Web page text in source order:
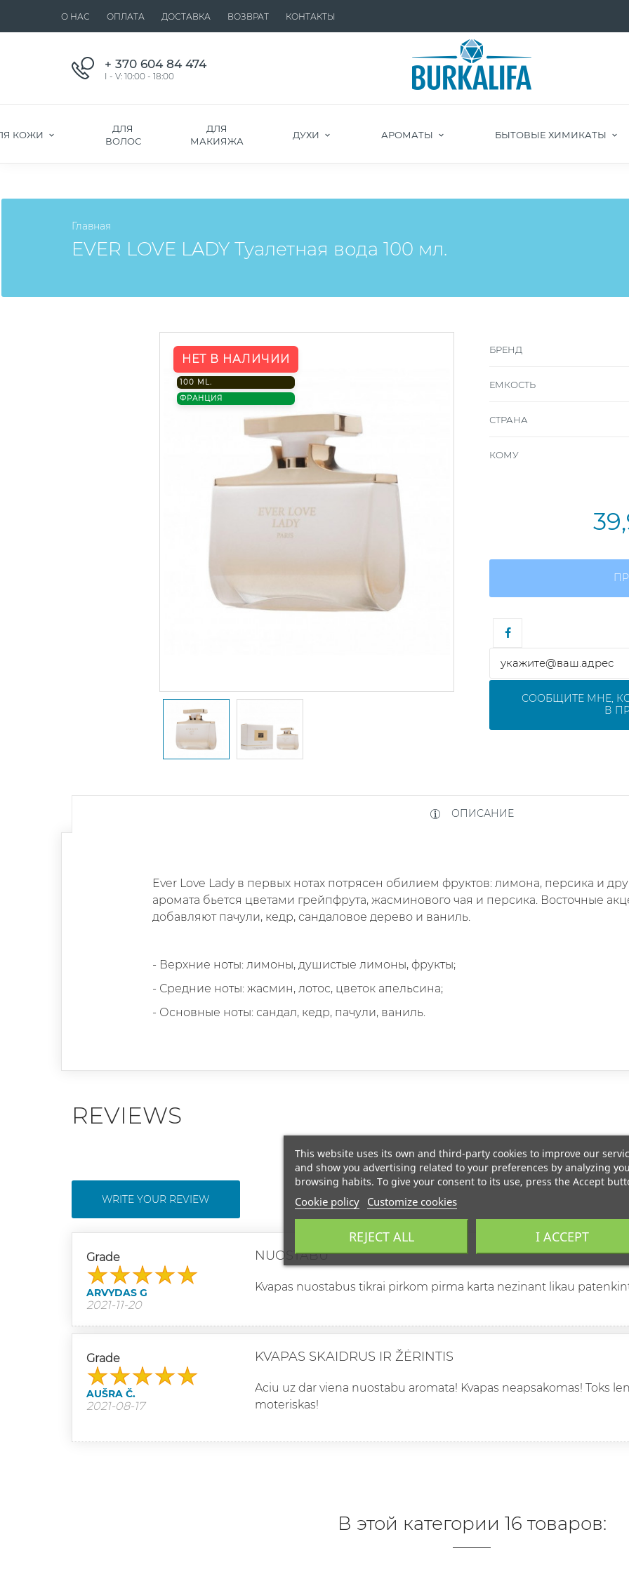
О НАС ОПЛАТА ДОСТАВКА ВОЗВРАТ КОНТАКТЫ
+ 370 604 84 474
I - V: 10:00 - 18:00
КОЖИ
ДЛЯ
ВОЛОС
ДЛЯ
МАКИЯЖА
ДУХИ АРОМАТЫ БЫТОВЫЕ ХИМИКАТЫ
Главная
EVER LOVE LADY Туалетная вода 100 мл.
НЕТ В НАЛИЧИИ
100 ML.
ФРАНЦИЯ
БРЕНД
ЕМКОСТЬ
СТРАНА
КОМУ
СООБЩИТЕ МНЕ,
В
ОПИСАНИЕ
Ever Love Lady в первых нотах потрясен обилием фруктов: лимона, персика и
аромата бьется цветами грейпфрута, жасминового чая и персика. Восточные
добавляют пачули, кедр, сандаловое дерево и ваниль.
- Верхние ноты: лимоны, душистые лимоны, фрукты;
- Средние ноты: жасмин, лотос, цветок апельсина;
- Основные ноты: сандал, кедр, пачули, ваниль.
REVIEWS
WRITE YOUR REVIEW
Grade
ARVYDAS G
2021-11-20
NUOSTABU
Kvapas nuostabus tikrai pirkom pirma karta nezinant likau
Grade
AUŠRA Č.
2021-08-17
KVAPAS SKAIDRUS IR ŽĖRINTIS
Aciu uz dar viena nuostabu aromata! Kvapas neapsakomas! Toks
moteriskas!
В этой категории 16 товаров:
This website uses its own and third-party cookies to improve our
and show you advertising related to your preferences by analyzing
browsing habits. To give your consent to its use, press the Accept
Cookie policy Customize cookies
REJECT ALL I ACCEPT